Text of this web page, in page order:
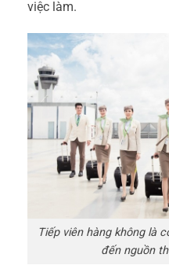
việc làm.
Tiếp viên hàng không là
đến nguồn